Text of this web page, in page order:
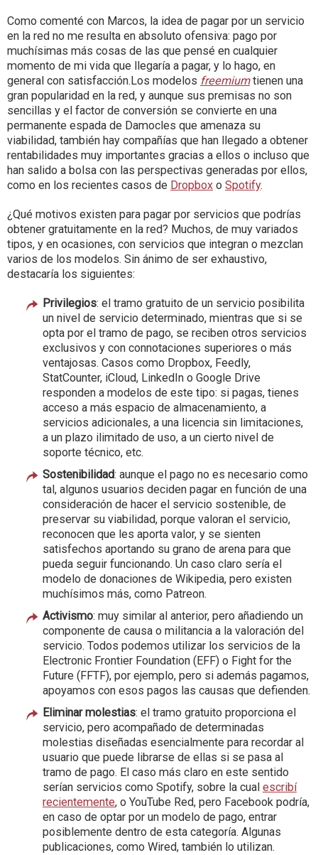
Como comenté con Marcos, la idea de pagar por un servicio
en la red no me resulta en absoluto ofensiva: pago por
muchísimas más cosas de las que pensé en cualquier
momento de mi vida que llegaría a pagar, y lo hago, en
general con satisfacción.Los modelos freemiumtienen una
gran popularidad en la red, y aunque sus premisas no son
sencillas y el factor de conversión se convierte en una
permanente espada de Damocles que amenaza su
viabilidad, también hay compañías que han llegado a obtener
rentabilidades muy importantes gracias a ellos o incluso que
han salido a bolsa con las perspectivas generadas por ellos,
como en los recientes casos de Dropbox o Spotify.
¿Qué motivos existen para pagar por servicios que podrías
obtener gratuitamente en la red? Muchos, de muy variados
tipos, y en ocasiones, con servicios que integran o mezclan
varios de los modelos. Sin ánimo de ser exhaustivo,
destacaría los siguientes:
Privilegios: el tramo gratuito de un servicio posibilita
un nivel de servicio determinado, mientras que si se
opta por el tramo de pago, se reciben otros servicios
exclusivos y con connotaciones superiores o más
ventajosas. Casos como Dropbox, Feedly,
StatCounter, iCloud, LinkedIn o Google Drive
responden a modelos de este tipo: si pagas, tienes
acceso a más espacio de almacenamiento, a
servicios adicionales, a una licencia sin limitaciones,
a un plazo ilimitado de uso, a un cierto nivel de
soporte técnico, etc.
Sostenibilidad: aunque el pago no es necesario como
tal, algunos usuarios deciden pagar en función de una
consideración de hacer el servicio sostenible, de
preservar su viabilidad, porque valoran el servicio,
reconocen que les aporta valor, y se sienten
satisfechos aportando su grano de arena para que
pueda seguir funcionando. Un caso claro sería el
modelo de donaciones de Wikipedia, pero existen
muchísimos más, como Patreon.
Activismo: muy similar al anterior, pero añadiendo un
componente de causa o militancia a la valoración del
servicio. Todos podemos utilizar los servicios de la
Electronic Frontier Foundation (EFF) o Fight for the
Future (FFTF), por ejemplo, pero si además pagamos,
apoyamos con esos pagos las causas que defienden.
Eliminar molestias: el tramo gratuito proporciona el
servicio, pero acompañado de determinadas
molestias diseñadas esencialmente para recordar al
usuario que puede librarse de ellas si se pasa al
tramo de pago. El caso más claro en este sentido
serían servicios como Spotify, sobre la cual escribí
recientemente, o YouTube Red, pero Facebook podría,
en caso de optar por un modelo de pago, entrar
posiblemente dentro de esta categoría. Algunas
publicaciones, como Wired, también lo utilizan.